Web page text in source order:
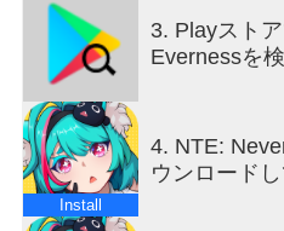
う。
【街に溢れるストーリー】
い人のタッコさんが、保
ィを離れるらしい。出発
気持ちを伝えられるのか！
『お得情報：写真スタジ
3. Playスト
Evernessを
Install
4. NTE:
ウンロード